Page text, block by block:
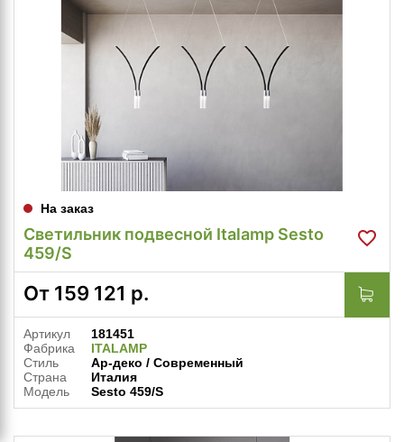
На заказ
Светильник подвесной Italamp Sesto
459/S
От 159 121 р.
Артикул
181451
Фабрика
ITALAMP
Стиль
Ар-деко / Современный
Страна
Италия
Модель
Sesto 459/S